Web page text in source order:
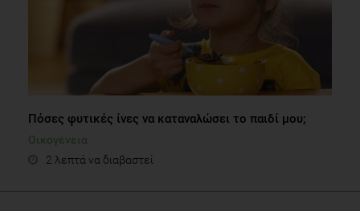
Πόσες φυτικές ίνες να καταναλώσει το παιδί μου;
Οικογένεια
2 λεπτά να διαβαστεί